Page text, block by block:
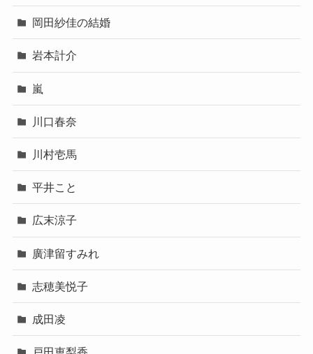
岡田紗佳の結婚
岩本計介
嵐
川口春奈
川村壱馬
平井こと
広末涼子
廣津留すみれ
志穂美悦子
成田凌